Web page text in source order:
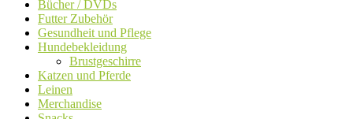
Bücher / DVDs
Futter Zubehör
Gesundheit und Pflege
Hundebekleidung
Brustgeschirre
Katzen und Pferde
Leinen
Merchandise